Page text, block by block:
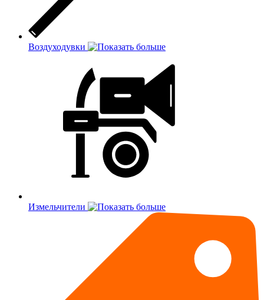
Воздуходувки
Измельчители